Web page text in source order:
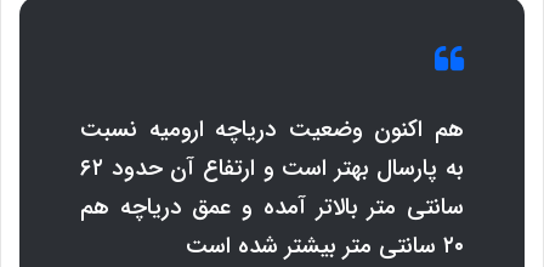
هم اکنون وضعیت دریاچه ارومیه نسبت
به پارسال بهتر است و ارتفاع آن حدود ۶۲
سانتی متر بالاتر آمده و عمق دریاچه هم
۲۰ سانتی متر بیشتر شده است